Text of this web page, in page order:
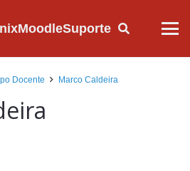
MoodleSuporte
Docente Marco Caldeira